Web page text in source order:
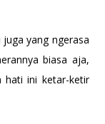
yang ngerasa
biasa aja,
hati ini ketar-ketir